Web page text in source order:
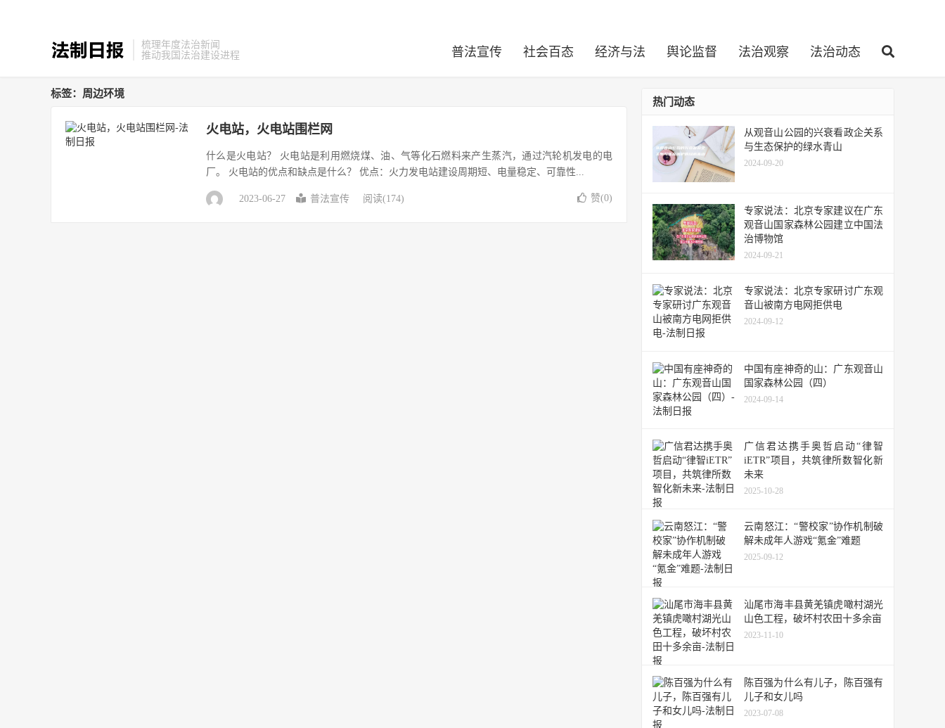
梳理年度法治新闻
推动我国法治建设进程
普法宣传 社会百态 经济与法 舆论监督 法治观察 法治动态
标签：周边环境
火电站，火电站围栏网
什么是火电站？ 火电站是利用燃烧煤、油、气等化石燃料来产生蒸汽，通过汽轮机发电的电
厂。 火电站的优点和缺点是什么？ 优点：火力发电站建设周期短、电量稳定、可靠性...
2023-06-27 普法宣传 阅读(174) 赞(0)
热门动态
从观音山公园的兴衰看政企关系
与生态保护的绿水青山
2024-09-20
专家说法：北京专家建议在广东
观音山国家森林公园建立中国法
治博物馆
2024-09-21
专家说法：北京专家研讨广东观
音山被南方电网拒供电
2024-09-12
中国有座神奇的山：广东观音山
国家森林公园（四）
2024-09-14
广信君达携手奥哲启动“律智
iETR”项目，共筑律所数智化新
未来
2025-10-28
云南怒江：“警校家”协作机制破
解未成年人游戏“氪金”难题
2025-09-12
汕尾市海丰县黄羌镇虎噉村湖光
山色工程，破坏村农田十多余亩
2023-11-10
陈百强为什么有儿子，陈百强有
儿子和女儿吗
2023-07-08